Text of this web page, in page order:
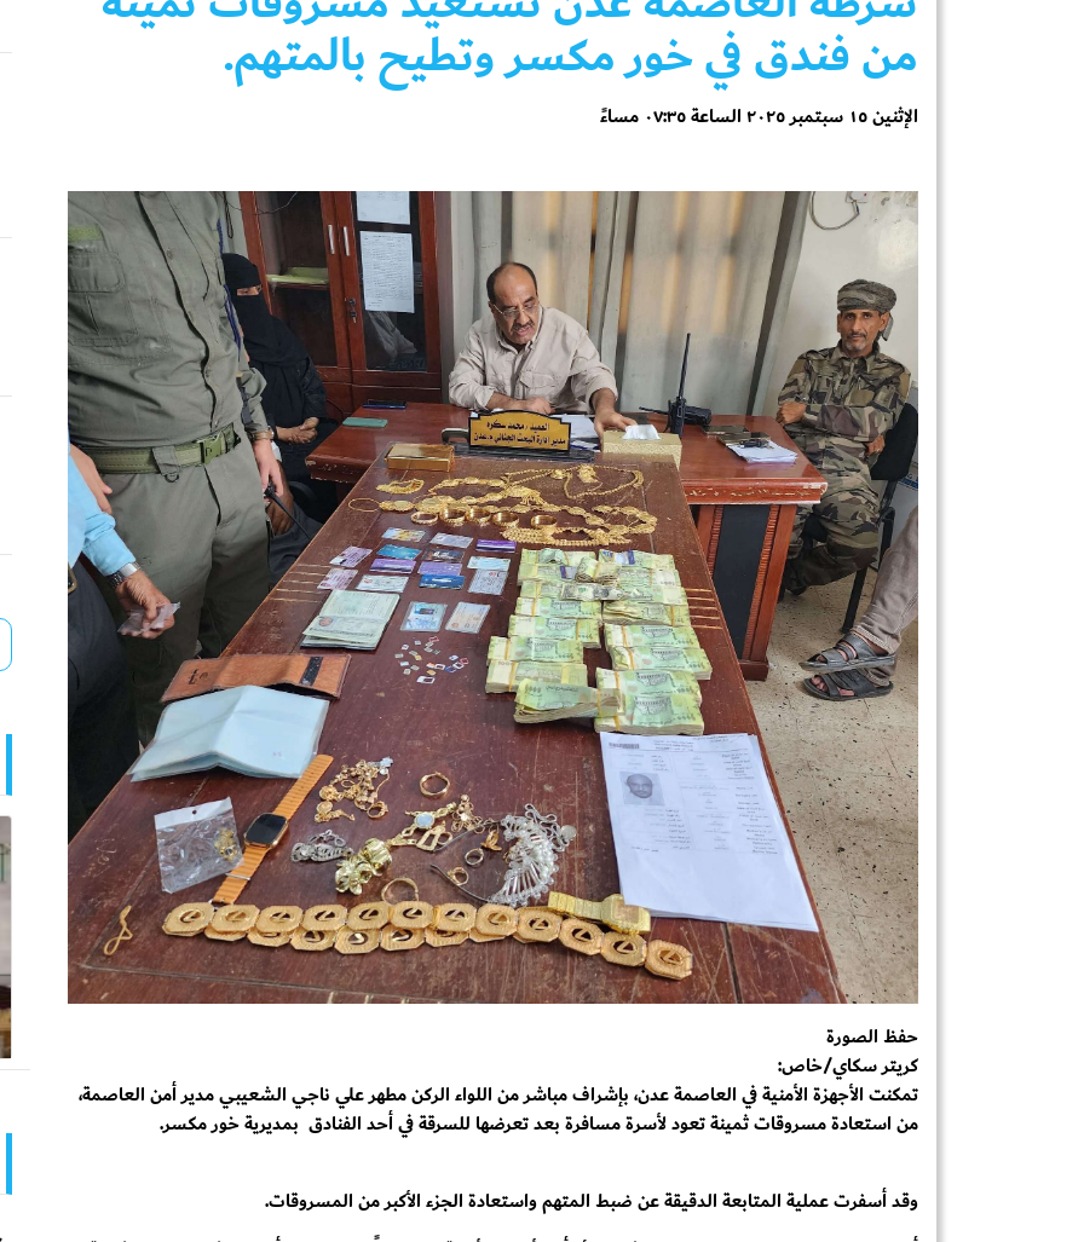
من فندق في خور مكسر وتطيح بالمتهم.
الإثنين ١٥ سبتمبر ٢٠٢٥ الساعة ٠٧:٣٥ مساءً
حفظ الصورة
كريتر سكاي/خاص:
تمكنت الأجهزة الأمنية في العاصمة عدن، بإشراف مباشر من اللواء الركن مطهر علي ناجي الشعيبي مدير أمن العاصمة،
من استعادة مسروقات ثمينة تعود لأسرة مسافرة بعد تعرضها للسرقة في أحد الفنادق بمديرية خور مكسر.
وقد أسفرت عملية المتابعة الدقيقة عن ضبط المتهم واستعادة الجزء الأكبر من المسروقات.